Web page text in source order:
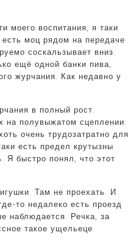
моего воспитания, я таки
моц рядом на передаче
соскальзывает вниз.
ещё одной банки пива,
журчания. Как недавно у
в полный рост.
на полувыжатом сцеплении.
очень трудозатратно для
есть предел крутызны
Я быстро понял, что этот
Там не проехать. И
то недалеко есть проезд
наблюдается. Речка, за
такое ущельеце.